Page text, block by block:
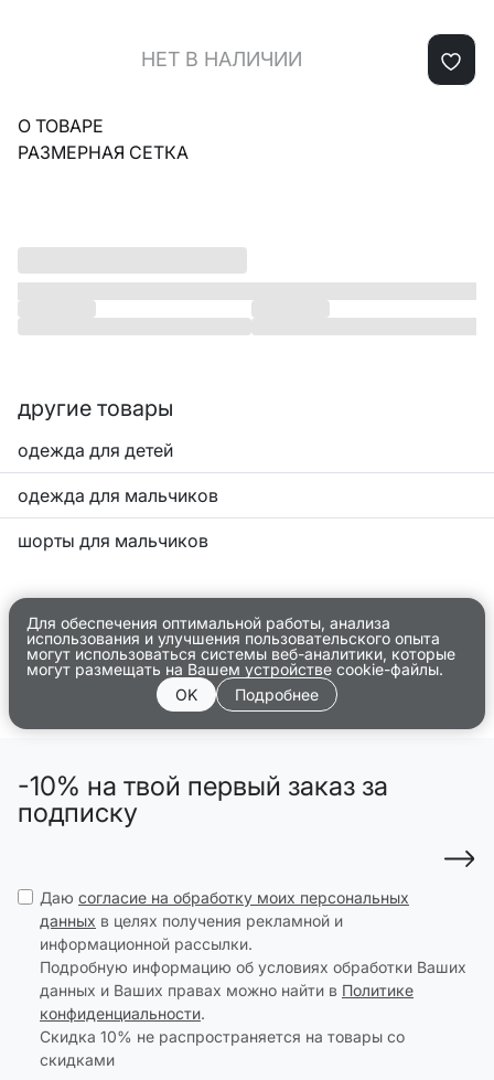
НЕТ В НАЛИЧИИ
О ТОВАРЕ
РАЗМЕРНАЯ СЕТКА
другие товары
одежда для детей
одежда для мальчиков
шорты для мальчиков
Для обеспечения оптимальной работы, анализа
использования и улучшения пользовательского опыта
могут использоваться системы веб-аналитики, которые
могут размещать на Вашем устройстве cookie-файлы.
OK
Подробнее
-10% на твой первый заказ за
подписку
Даю согласие на обработку моих персональных
данных в целях получения рекламной и
информационной рассылки.
Подробную информацию об условиях обработки Ваших
данных и Ваших правах можно найти в Политике
конфиденциальности.
Скидка 10% не распространяется на товары со
скидками